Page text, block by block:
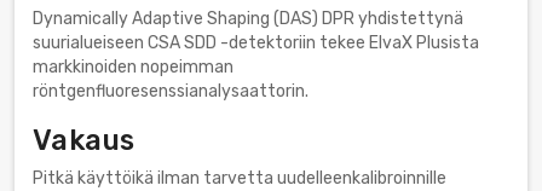
Dynamically Adaptive Shaping (DAS) DPR yhdistettynä
suurialueiseen CSA SDD -detektoriin tekee ElvaX Plusista
markkinoiden nopeimman
röntgenfluoresenssianalysaattorin.
Vakaus
Pitkä käyttöikä ilman tarvetta uudelleenkalibroinnille